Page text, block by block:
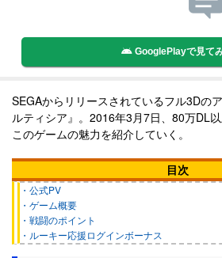
GooglePlayで見て
SEGAからリリースされているフル3Dの
ルティシア』。 2016年3月7日、80万DL
このゲームの魅力を紹介していく。
目次
・公式PV
・ゲーム概要
・戦闘のポイント
・ルーキー応援ログインボーナス